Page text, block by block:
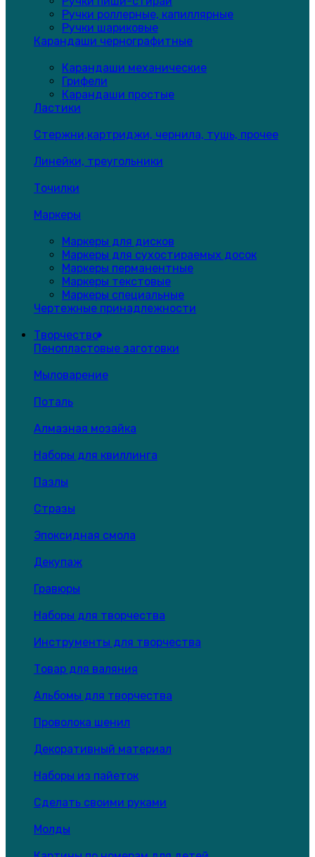
Ручки роллерные, капиллярные
Ручки шариковые
Карандаши чернографитные
Карандаши механические
Грифели
Карандаши простые
Ластики
Стержни,картриджи, чернила, тушь, прочее
Линейки, треугольники
Точилки
Маркеры
Маркеры для дисков
Маркеры для сухостираемых досок
Маркеры перманентные
Маркеры текстовые
Маркеры специальные
Чертежные принадлежности
Творчество
Пенопластовые заготовки
Мыловарение
Поталь
Алмазная мозайка
Наборы для квиллинга
Пазлы
Стразы
Эпоксидная смола
Декупаж
Гравюры
Наборы для творчества
Инструменты для творчества
Товар для валяния
Альбомы для творчества
Проволока шенил
Декоративный материал
Наборы из пайеток
Сделать своими руками
Молды